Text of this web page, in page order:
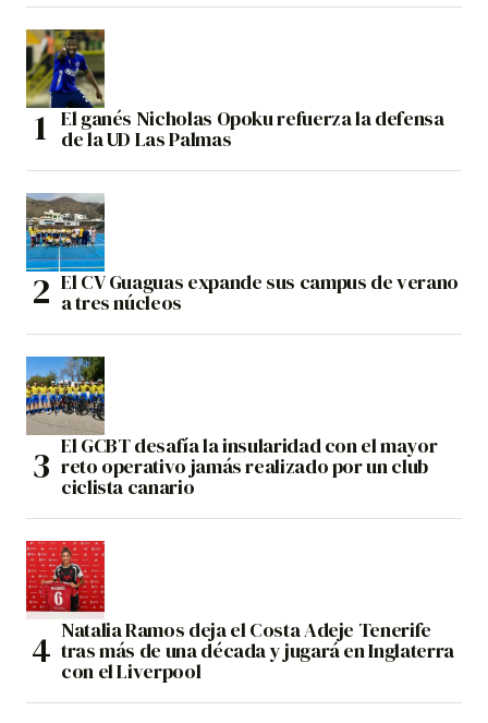
El ganés Nicholas Opoku refuerza la defensa
de la UD Las Palmas
El CV Guaguas expande sus campus de verano
a tres núcleos
El GCBT desafía la insularidad con el mayor
reto operativo jamás realizado por un club
ciclista canario
Natalia Ramos deja el Costa Adeje Tenerife
tras más de una década y jugará en Inglaterra
con el Liverpool